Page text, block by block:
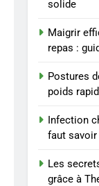
solide
Maigrir
repas :
Postures
poids
Infection
faut
Les
grâce à